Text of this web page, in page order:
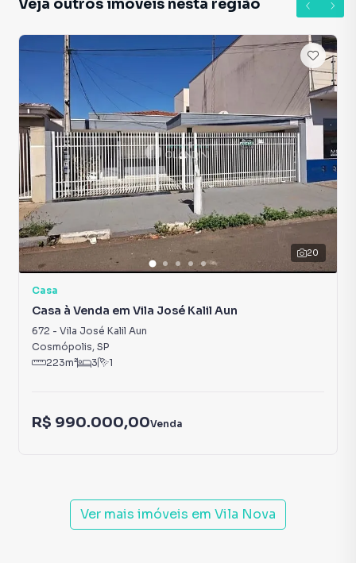
Veja outros imóveis nesta região
20
Casa
Casa à Venda em Vila José Kalil Aun
672 - Vila José Kalil Aun
Cosmópolis, SP
223m² 3 1
R$ 990.000,00Venda
Ver mais imóveis em Vila Nova